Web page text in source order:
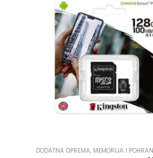
DODATNA OPREMA, MEMORIJA I